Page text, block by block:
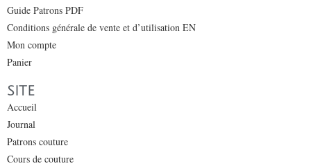
Guide Patrons PDF
Conditions générale de vente et d’utilisation EN
Mon compte
Panier
SITE
Accueil
Journal
Patrons couture
Cours de couture